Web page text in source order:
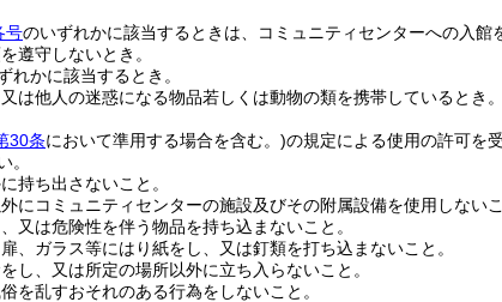
号のいずれかに該当するときは、コミュニティセンターへの入館
遵守しないとき。
れかに該当するとき。
は他人の迷惑になる物品若しくは動物の類を携帯しているとき。
30条において準用する場合を含む。)の規定による使用の許可を
。
持ち出さないこと。
にコミュニティセンターの施設及びその附属設備を使用しないこ
又は危険性を伴う物品を持ち込まないこと。
、ガラス等にはり紙をし、又は釘類を打ち込まないこと。
し、又は所定の場所以外に立ち入らないこと。
を乱すおそれのある行為をしないこと。